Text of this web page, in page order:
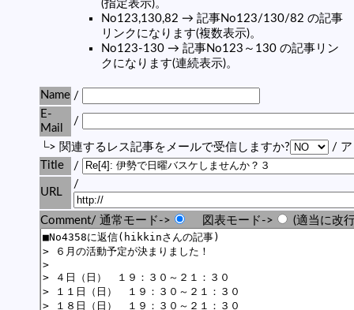
(指定表示)。
No123,130,82 → 記事No123/130/82 の記事
リンクになります(複数表示)。
No123-130 → 記事No123～130 の記事リン
クになります(連続表示)。
Name /
E-
Mail
/
└> 関連するレス記事をメールで受信しますか?
/ ア
Title
/
URL
/
Comment/ 通常モード-> 図表モード-> (適当に改